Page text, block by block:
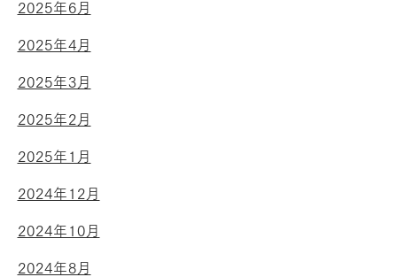
2025年6月
2025年4月
2025年3月
2025年2月
2025年1月
2024年12月
2024年10月
2024年8月